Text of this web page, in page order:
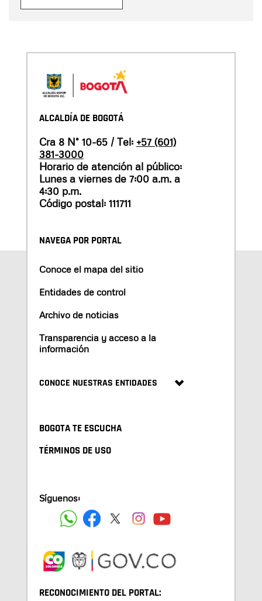
ALCALDÍA DE BOGOTÁ
Cra 8 N° 10-65 / Tel: +57 (601)
381-3000
Horario de atención al público:
Lunes a viernes de 7:00 a.m. a
4:30 p.m.
Código postal: 111711
NAVEGA POR PORTAL
Conoce el mapa del sitio
Entidades de control
Archivo de noticias
Transparencia y acceso a la
información
CONOCE NUESTRAS ENTIDADES
BOGOTA TE ESCUCHA
TÉRMINOS DE USO
Síguenos:
RECONOCIMIENTO DEL PORTAL: